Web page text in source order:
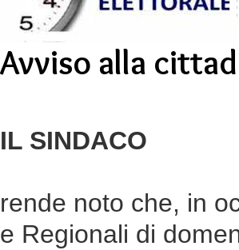
Avviso alla
IL SINDACO
rende noto che, in
e Regionali di